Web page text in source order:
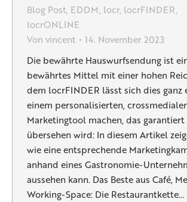
Blog Post, EDDM, locr, locrFINDER,
locrONLINE
Von vincent
14. November 2023
Die bewährte Hauswurfsendung ist
bewährtes Mittel mit einer hohen
dem locrFINDER lässt sich dies ganz
einem personalisierten,
Marketingtool machen, das
übersehen wird: In diesem Artikel
wie eine entsprechende
anhand eines Gastronomie-
aussehen kann. Das Beste aus Café,
Working-Space: Die Restaurantkette…